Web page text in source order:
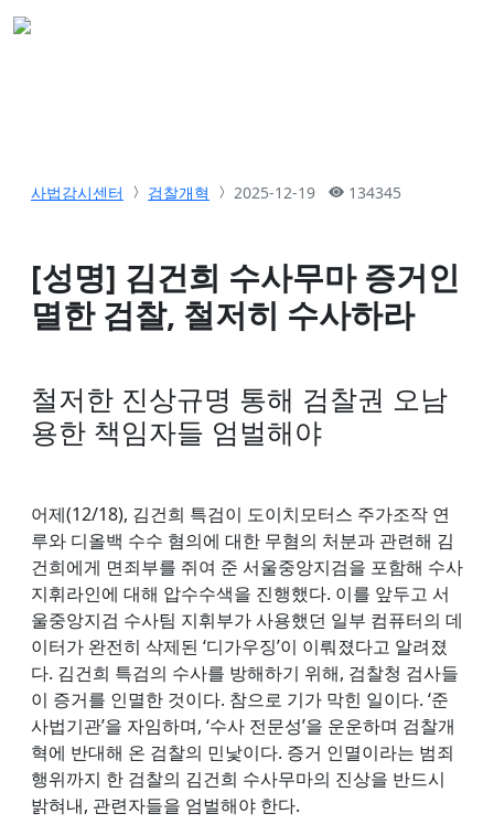
사법감시센터 검찰개혁 2025-12-19 134345
[성명] 김건희 수사무마 증거인
멸한 검찰, 철저히 수사하라
철저한 진상규명 통해 검찰권 오남
용한 책임자들 엄벌해야
어제(12/18), 김건희 특검이 도이치모터스 주가조작 연
루와 디올백 수수 혐의에 대한 무혐의 처분과 관련해 김
건희에게 면죄부를 쥐여 준 서울중앙지검을 포함해 수사
지휘라인에 대해 압수수색을 진행했다. 이를 앞두고 서
울중앙지검 수사팀 지휘부가 사용했던 일부 컴퓨터의 데
이터가 완전히 삭제된 ‘디가우징’이 이뤄졌다고 알려졌
다. 김건희 특검의 수사를 방해하기 위해, 검찰청 검사들
이 증거를 인멸한 것이다. 참으로 기가 막힌 일이다. ‘준
사법기관’을 자임하며, ‘수사 전문성’을 운운하며 검찰개
혁에 반대해 온 검찰의 민낯이다. 증거 인멸이라는 범죄
행위까지 한 검찰의 김건희 수사무마의 진상을 반드시
밝혀내, 관련자들을 엄벌해야 한다.